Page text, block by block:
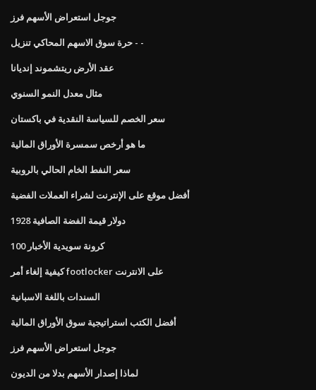
جوجل استعراض الأسهم فرز
حرة سوق الاسهم المحاكي تنزيل - -
عقد الأرض ريتشموند إنديانا
مثال معدل النمو السنوي
سعر الخصم للسياسة النقدية في باكستان
ما هو أرخص سمسرة الأوراق المالية
سعر النفط الخام الحالي بالروبية
أفضل موقع على الإنترنت لشراء العملات الفضية
1928 دولار قيمة الفضة الصافية
100 كرونة سويدية الأخبار
كيفية إلغاء أمر footlocker على الانترنت
السندات باللغة الاسبانية
أفضل الكتب استراتيجية سوق الأوراق المالية
جوجل استعراض الأسهم فرز
لماذا إصدار الأسهم بدلا من الديون